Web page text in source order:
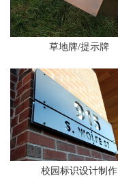
草地牌/提示牌
校园标识设计制作